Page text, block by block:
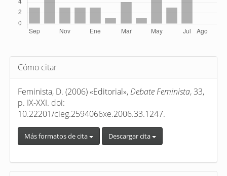
Detalles
del
artículo
Cómo citar
Feminista, D. (2006) «Editorial», Debate Feminista, 33,
p. IX-XXI. doi:
10.22201/cieg.2594066xe.2006.33.1247.
Más formatos de cita Descargar cita